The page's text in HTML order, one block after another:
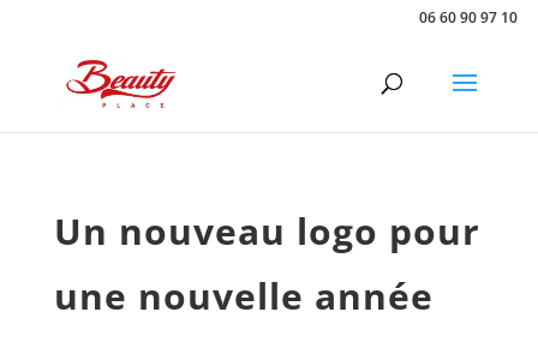
06 60 90 97 10
Un nouveau logo pour
une nouvelle année